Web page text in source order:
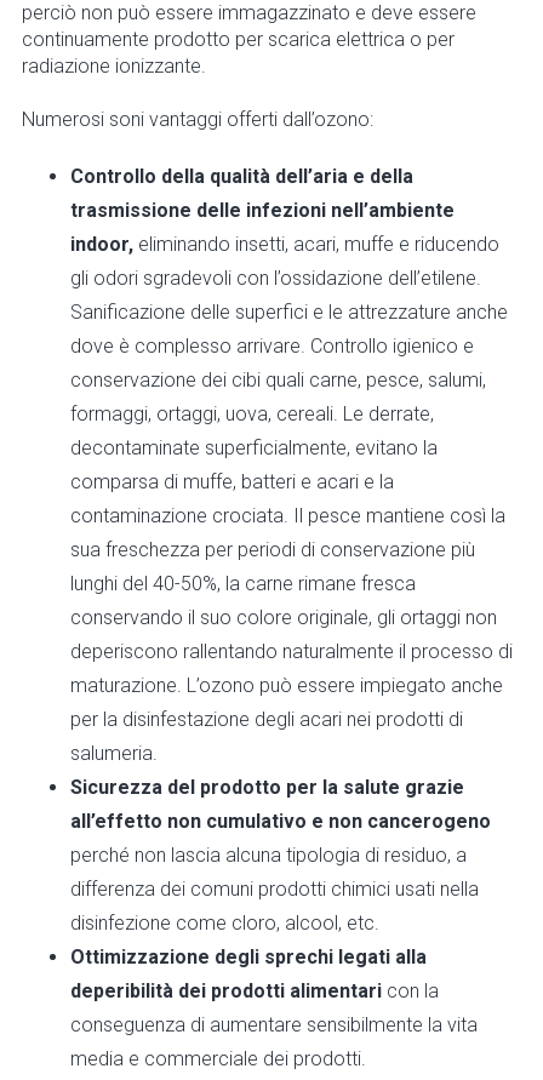
perciò non può essere immagazzinato e deve essere
continuamente prodotto per scarica elettrica o per
radiazione ionizzante.
Numerosi soni vantaggi offerti dall’ozono:
Controllo della qualità dell’aria e della
trasmissione delle infezioni nell’ambiente
indoor, eliminando insetti, acari, muffe e riducendo
gli odori sgradevoli con l’ossidazione dell’etilene.
Sanificazione delle superfici e le attrezzature anche
dove è complesso arrivare. Controllo igienico e
conservazione dei cibi quali carne, pesce, salumi,
formaggi, ortaggi, uova, cereali. Le derrate,
decontaminate superficialmente, evitano la
comparsa di muffe, batteri e acari e la
contaminazione crociata. Il pesce mantiene così la
sua freschezza per periodi di conservazione più
lunghi del 40-50%, la carne rimane fresca
conservando il suo colore originale, gli ortaggi non
deperiscono rallentando naturalmente il processo di
maturazione. L’ozono può essere impiegato anche
per la disinfestazione degli acari nei prodotti di
salumeria.
Sicurezza del prodotto per la salute grazie
all’effetto non cumulativo e non cancerogeno
perché non lascia alcuna tipologia di residuo, a
differenza dei comuni prodotti chimici usati nella
disinfezione come cloro, alcool, etc.
Ottimizzazione degli sprechi legati alla
deperibilità dei prodotti alimentari con la
conseguenza di aumentare sensibilmente la vita
media e commerciale dei prodotti.